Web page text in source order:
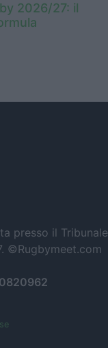
2026/27: il
presso il Tribunale
©Rugbymeet.com